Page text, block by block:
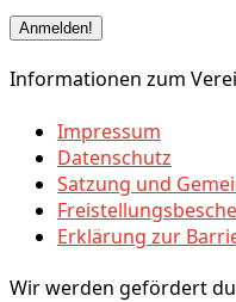
Informationen zum
Impressum
Datenschutz
Satzung und
Erklärung zur
Wir werden gefördert